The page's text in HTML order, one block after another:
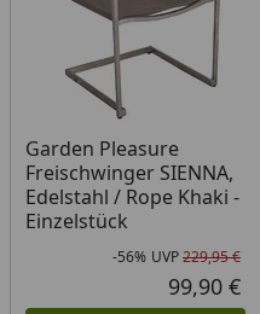
brutto 31kg / 26 kg
Belastbarkeit:
max. 40 kg
Garden Pleasure
Freischwinger SIENNA,
Edelstahl / Rope Khaki -
Einzelstück
-56% UVP229,95 €
99,90 €